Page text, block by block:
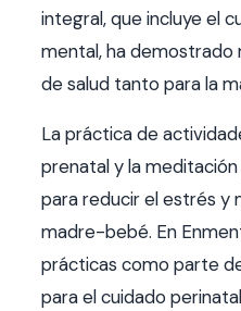
integral, que incluye el
mental, ha demostrado
de salud tanto para la
La práctica de
prenatal y la
para reducir el estrés y
madre-bebé. En
prácticas como parte
para el cuidado